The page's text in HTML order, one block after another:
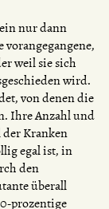
nur dann
vorangegangene,
weil sie sich
wird.
von denen die
Ihre Anzahl und
Kranken
egal ist, in
den
überall
prozentige